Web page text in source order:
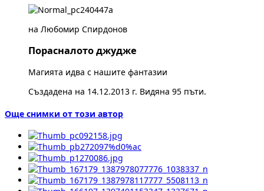
на Любомир Спирдонов
Порасналото джудже
Магията идва с нашите фантазии
Създадена на 14.12.2013 г. Видяна 95 пъти.
Още снимки от този автор